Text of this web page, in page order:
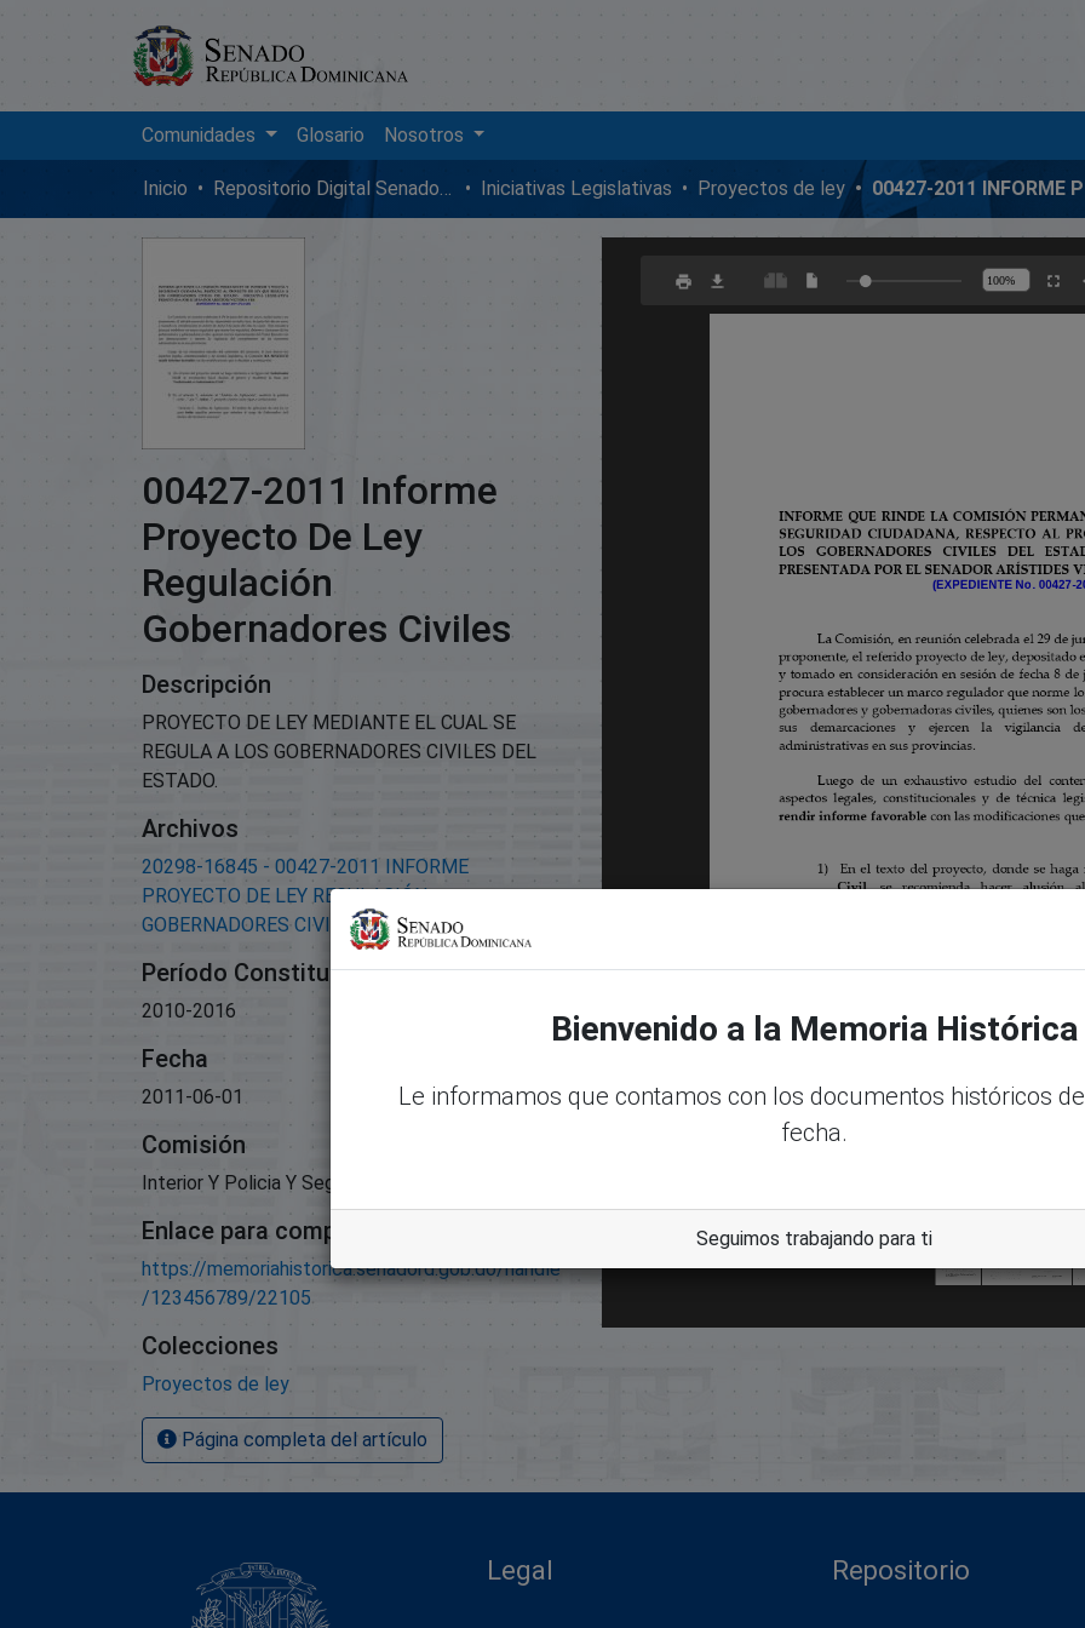
Comunidades Glosario Nosotros
Inicio Repositorio Digital SenadoRD Iniciativas Legislativas Proyectos de ley
00427-2011 Informe
Proyecto De Ley
Regulación
Gobernadores Civiles
Descripción
PROYECTO DE LEY MEDIANTE EL CUAL SE
REGULA A LOS GOBERNADORES CIVILES DEL
ESTADO.
Archivos
20298-16845 - 00427-2011 INFORME
PROYECTO DE LEY REGULACIÓN
GOBERNADORES CIVILES.pdf (254.53 KB)
Período Constitucional
2010-2016
Fecha
2011-06-01
Comisión
Interior Y Policia Y Seguridad Ciudadana;
Enlace para compartir este artículo
https://memoriahistorica.senadord.gob.do/handle
/123456789/22105
Colecciones
Proyectos de ley
Página completa del artículo
Legal Repositorio
Bienvenido a la Memoria Histórica
Le informamos que contamos con los documentos históricos
fecha.
Seguimos trabajando para ti